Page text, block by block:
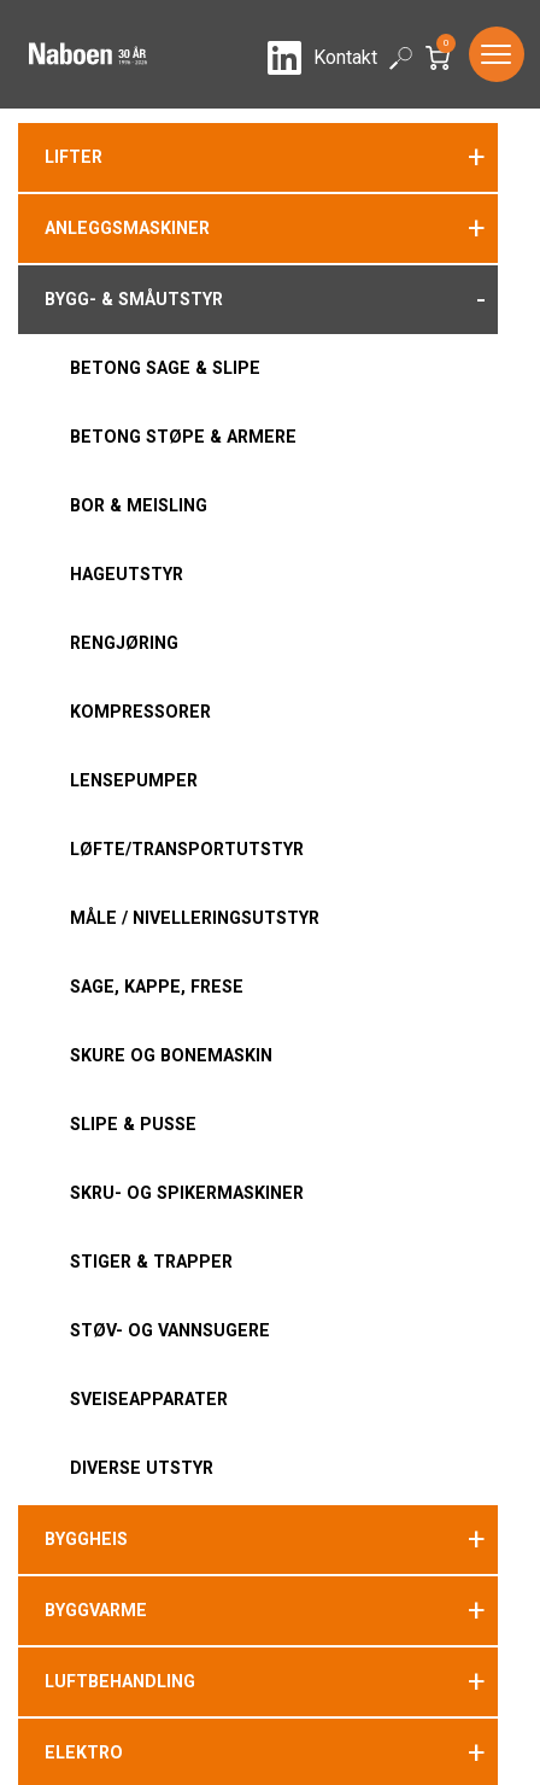
LinkedIn
Kontakt Search
0
LIFTER +
ANLEGGSMASKINER +
BYGG- & SMÅUTSTYR -
BETONG SAGE & SLIPE
BETONG STØPE & ARMERE
BOR & MEISLING
HAGEUTSTYR
RENGJØRING
KOMPRESSORER
LENSEPUMPER
LØFTE/TRANSPORTUTSTYR
MÅLE / NIVELLERINGSUTSTYR
SAGE, KAPPE, FRESE
SKURE OG BONEMASKIN
SLIPE & PUSSE
SKRU- OG SPIKERMASKINER
STIGER & TRAPPER
STØV- OG VANNSUGERE
SVEISEAPPARATER
DIVERSE UTSTYR
BYGGHEIS +
BYGGVARME +
LUFTBEHANDLING +
ELEKTRO +